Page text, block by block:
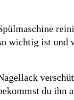
wichtig ist und
du ihn